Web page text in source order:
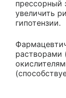
прессорный
увеличить
гипотензии.
растворами